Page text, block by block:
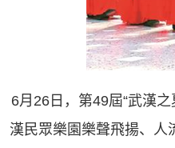
6月26日，第49屆“武漢
漢民眾樂園樂聲飛揚、